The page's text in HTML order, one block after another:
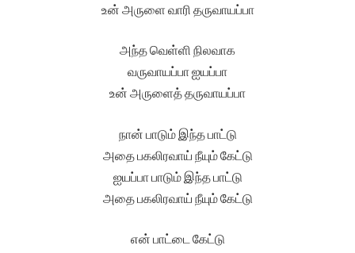
உன் அருளை வாரி தருவாயப்பா
அந்த வெள்ளி நிலவாக
வருவாயப்பா ஐயப்பா
உன் அருளைத் தருவாயப்பா
நான் பாடும் இந்த பாட்டு
அதை பகலிரவாய் நீயும் கேட்டு
ஐயப்பா பாடும் இந்த பாட்டு
அதை பகலிரவாய் நீயும் கேட்டு
என் பாட்டை கேட்டு